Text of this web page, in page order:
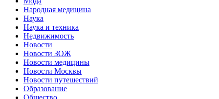
Народная медицина
Наука
Наука и техника
Недвижимость
Новости
Новости ЗОЖ
Новости медицины
Новости Москвы
Новости путешествий
Образование
Общество